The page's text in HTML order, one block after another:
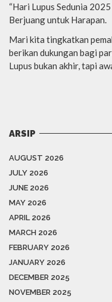
“Hari Lupus Sedunia
Berjuang untuk Harapan.
Mari kita tingkatkan
berikan dukungan bagi
Lupus bukan akhir, tapi
ARSIP
AUGUST 2026
JULY 2026
JUNE 2026
MAY 2026
APRIL 2026
MARCH 2026
FEBRUARY 2026
JANUARY 2026
DECEMBER 2025
NOVEMBER 2025